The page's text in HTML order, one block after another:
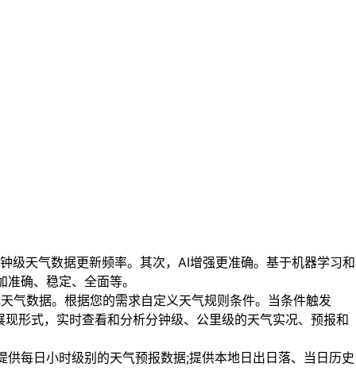
天气数据更新频率。其次，AI增强更准确。基于机器学习和
确、稳定、全面等。
数据。根据您的需求自定义天气规则条件。当条件触发
形式，实时查看和分析分钟级、公里级的天气实况、预报和
每日小时级别的天气预报数据;提供本地日出日落、当日历史